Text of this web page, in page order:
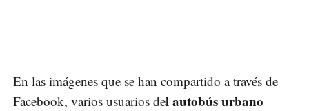
En las imágenes que se han compartido a través de
Facebook, varios usuarios del autobús urbano